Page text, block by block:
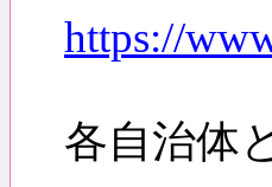
https://
各自治体